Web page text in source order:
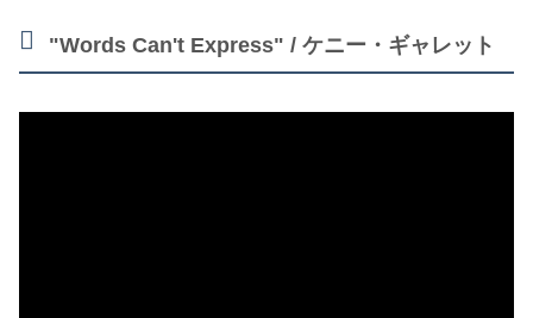
"Words Can't Express" / ケニー・ギャレット